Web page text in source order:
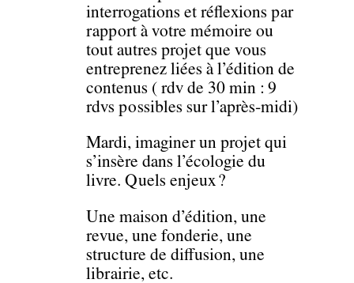
interrogations et réflexions par
rapport à votre mémoire ou
tout autres projet que vous
entreprenez liées à l’édition de
contenus ( rdv de 30 min : 9
rdvs possibles sur l’après-midi)
Mardi, imaginer un projet qui
s’insère dans l’écologie du
livre. Quels enjeux ?
Une maison d’édition, une
revue, une fonderie, une
structure de diffusion, une
librairie, etc.